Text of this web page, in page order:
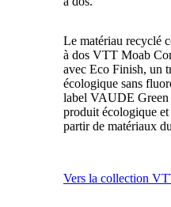
Le matériau recyclé
à dos VTT Moab
avec Eco Finish, un
écologique sans
label VAUDE Green
produit écologique
partir de matériaux
Vers la collection